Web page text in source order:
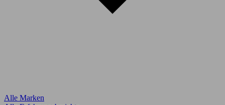
Alle Marken